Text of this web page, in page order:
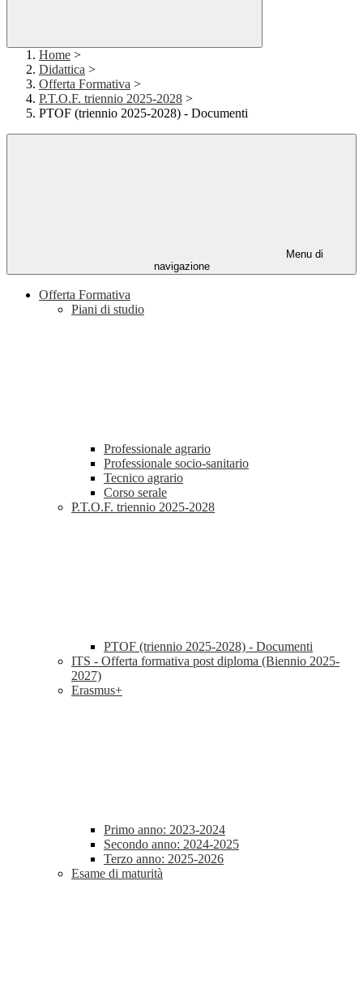
Home >
Didattica >
Offerta Formativa >
P.T.O.F. triennio 2025-2028 >
PTOF (triennio 2025-2028) - Documenti
Menu di
navigazione
Offerta Formativa
Piani di studio
Professionale agrario
Professionale socio-sanitario
Tecnico agrario
Corso serale
P.T.O.F. triennio 2025-2028
PTOF (triennio 2025-2028) - Documenti
ITS - Offerta formativa post diploma (Biennio 2025-
2027)
Erasmus+
Primo anno: 2023-2024
Secondo anno: 2024-2025
Terzo anno: 2025-2026
Esame di maturità